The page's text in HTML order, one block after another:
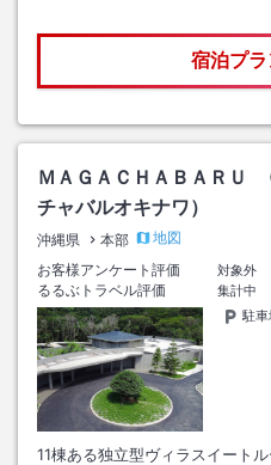
宿泊プ
ＭＡＧＡＣＨＡＢＡＲＵ
チャバルオキナワ）
沖縄県 本部
地図
お客様アンケート評価
対象外
るるぶトラベル評価
集計中
駐車
11棟ある独立型ヴィラスイート